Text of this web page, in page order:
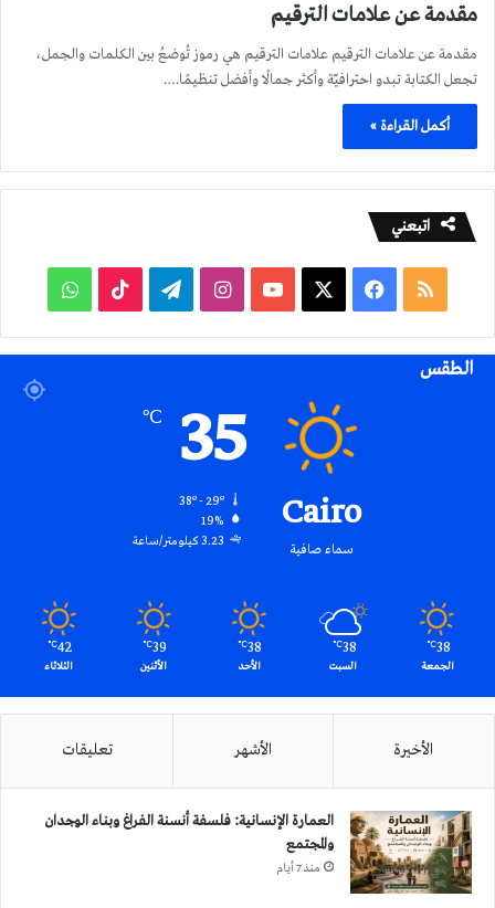
مقدمة عن علامات الترقيم
مقدمة عن علامات الترقيم علامات الترقيم هي رموز تُوضعُ بين الكلمات والجمل،
تجعل الكتابة تبدو احترافيّة وأكثر جمالًا وأفضل تنظيمًا.…
أكمل القراءة »
اتبعني
ملخص
الموقع
فيسبوك ‫YouTubeانستقرامتيلقرام ‫TikTokواتساب
الطقس
Cairo
سماء صافية
35
℃
19%
3.23 كيلومتر/ساعة
38
℃
الجمعة
38
℃
السبت
38
℃
الأحد
39
℃
الأثنين
42
℃
الثلاثاء
الأخيرة الأشهر تعليقات
العمارة الإنسانية: فلسفة أنسنة الفراغ وبناء الوجدان
والمجتمع
منذ 7 أيام